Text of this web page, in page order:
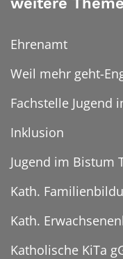
Ehrenamt
Weil mehr geht-
Fachstelle Jugend
Inklusion
Jugend im Bistum
Kath.
Kath.
Katholische KiTa